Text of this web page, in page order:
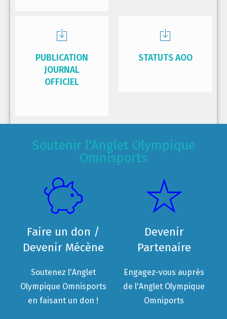
PUBLICATION
JOURNAL
OFFICIEL
STATUTS AOO
Soutenir l'Anglet Olympique
Omnisports
Faire un don /
Devenir Mécène
Soutenez l'Anglet
Olympique Omnisports
en faisant un don !
Devenir
Partenaire
Engagez-vous auprès
de l'Anglet Olympique
Omniports